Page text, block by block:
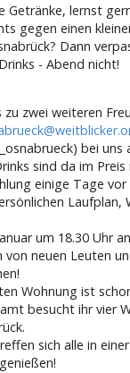
Getränke, lernst
gegen einen
Dann
- Abend nicht!
zwei weiteren
bei uns
sind da im
einige Tage
Laufplan,
um 18.30 Uhr
neuen Leuten
Wohnung ist
besucht ihr vier
sich alle in